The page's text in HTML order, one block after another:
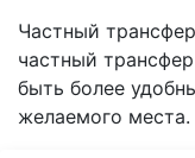
Частный
частный
быть более
желаемого места.